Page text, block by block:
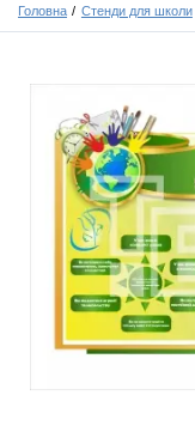
Головна Стенди для школи